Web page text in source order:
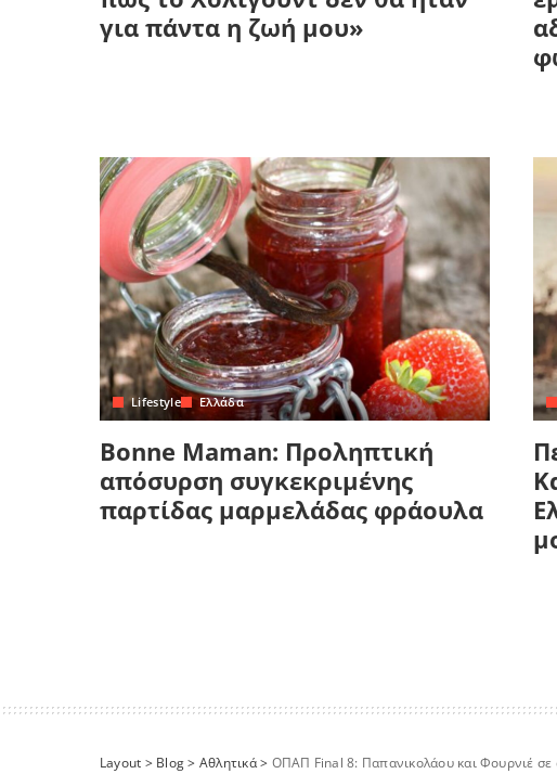
για πάντα η ζωή μου»
Lifestyle Ελλάδα
Bonne Maman: Προληπτική
απόσυρση συγκεκριμένης
παρτίδας μαρμελάδας φράουλα
Layout > Blog> Αθλητικά> ΟΠΑΠ Final 8: Παπανικολάου και Φουρνιέ